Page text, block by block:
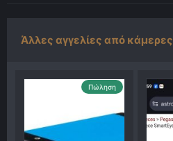
Άλλες αγγελίες από κάμερες
Πώληση